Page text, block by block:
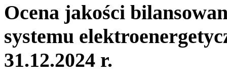
Ocena jakości
systemu
31.12.2024 r.